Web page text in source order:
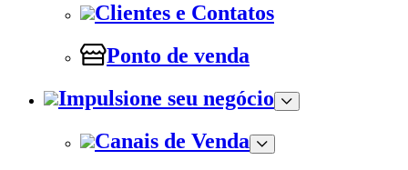
Clientes e Contatos
Ponto de venda
Impulsione seu negócio
Canais de Venda